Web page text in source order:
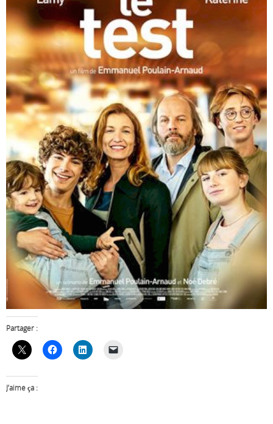
Partager :
J’aime ça :